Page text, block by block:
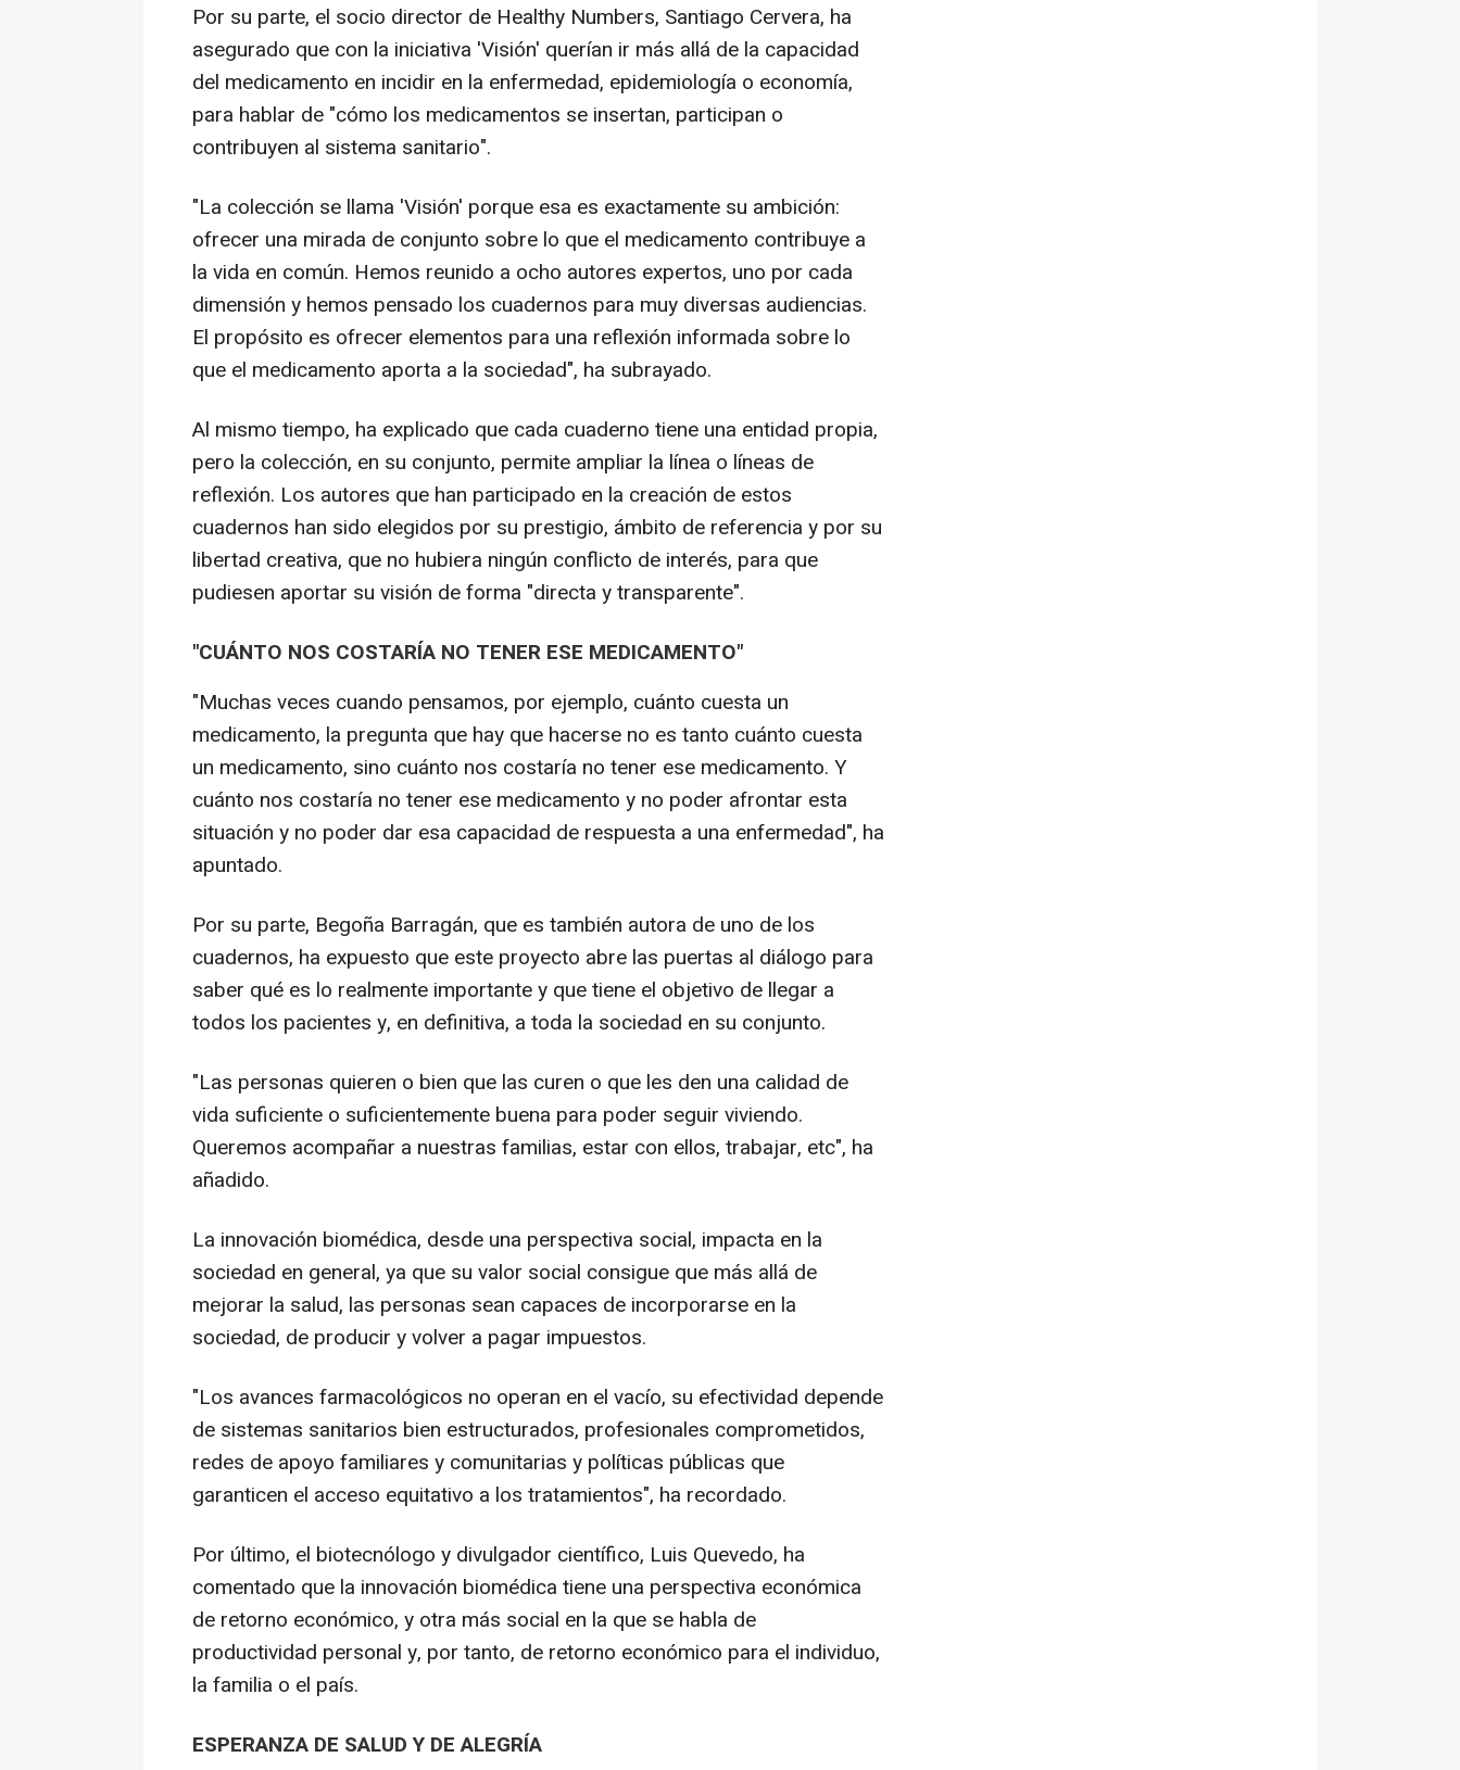
Por su parte, el socio director de Healthy Numbers, Santiago Cervera, ha
asegurado que con la iniciativa 'Visión' querían ir más allá de la capacidad
del medicamento en incidir en la enfermedad, epidemiología o economía,
para hablar de "cómo los medicamentos se insertan, participan o
contribuyen al sistema sanitario".
"La colección se llama 'Visión' porque esa es exactamente su ambición:
ofrecer una mirada de conjunto sobre lo que el medicamento contribuye a
la vida en común. Hemos reunido a ocho autores expertos, uno por cada
dimensión y hemos pensado los cuadernos para muy diversas audiencias.
El propósito es ofrecer elementos para una reflexión informada sobre lo
que el medicamento aporta a la sociedad", ha subrayado.
Al mismo tiempo, ha explicado que cada cuaderno tiene una entidad propia,
pero la colección, en su conjunto, permite ampliar la línea o líneas de
reflexión. Los autores que han participado en la creación de estos
cuadernos han sido elegidos por su prestigio, ámbito de referencia y por su
libertad creativa, que no hubiera ningún conflicto de interés, para que
pudiesen aportar su visión de forma "directa y transparente".
"CUÁNTO NOS COSTARÍA NO TENER ESE MEDICAMENTO"
"Muchas veces cuando pensamos, por ejemplo, cuánto cuesta un
medicamento, la pregunta que hay que hacerse no es tanto cuánto cuesta
un medicamento, sino cuánto nos costaría no tener ese medicamento. Y
cuánto nos costaría no tener ese medicamento y no poder afrontar esta
situación y no poder dar esa capacidad de respuesta a una enfermedad", ha
apuntado.
Por su parte, Begoña Barragán, que es también autora de uno de los
cuadernos, ha expuesto que este proyecto abre las puertas al diálogo para
saber qué es lo realmente importante y que tiene el objetivo de llegar a
todos los pacientes y, en definitiva, a toda la sociedad en su conjunto.
"Las personas quieren o bien que las curen o que les den una calidad de
vida suficiente o suficientemente buena para poder seguir viviendo.
Queremos acompañar a nuestras familias, estar con ellos, trabajar, etc", ha
añadido.
La innovación biomédica, desde una perspectiva social, impacta en la
sociedad en general, ya que su valor social consigue que más allá de
mejorar la salud, las personas sean capaces de incorporarse en la
sociedad, de producir y volver a pagar impuestos.
"Los avances farmacológicos no operan en el vacío, su efectividad depende
de sistemas sanitarios bien estructurados, profesionales comprometidos,
redes de apoyo familiares y comunitarias y políticas públicas que
garanticen el acceso equitativo a los tratamientos", ha recordado.
Por último, el biotecnólogo y divulgador científico, Luis Quevedo, ha
comentado que la innovación biomédica tiene una perspectiva económica
de retorno económico, y otra más social en la que se habla de
productividad personal y, por tanto, de retorno económico para el individuo,
la familia o el país.
ESPERANZA DE SALUD Y DE ALEGRÍA